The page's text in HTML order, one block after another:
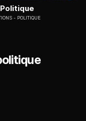
POLITIQUE